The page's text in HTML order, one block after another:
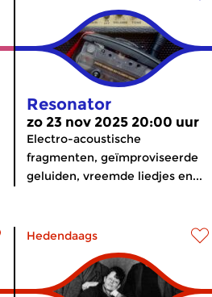
Resonator
zo 23 nov 2025 20:00 uur
Electro-acoustische
fragmenten, geïmproviseerde
geluiden, vreemde liedjes en...
Hedendaags